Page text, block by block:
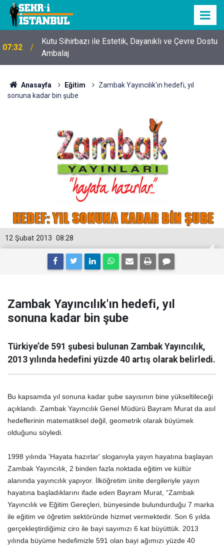
07:32
Kutu Sihirbazı ile Estetik, Dayanıklı ve Çevre Dostu
Ambalaj
Anasayfa Eğitim
Zambak Yayıncılık'ın hedefi, yıl
sonuna kadar bin şube
08:28
12 Şubat 2013
Zambak Yayıncılık'ın hedefi, yıl
sonuna kadar bin şube
Türkiye’de 591 şubesi bulunan Zambak Yayıncılık,
2013 yılında hedefini yüzde 40 artış olarak belirledi.
Bu kapsamda yıl sonuna kadar şube sayısının bine yükseltileceği
açıklandı. Zambak Yayıncılık Genel Müdürü Bayram Murat da asıl
hedeflerinin matematiksel değil, geometrik olarak büyümek
olduğunu söyledi.
1998 yılında 'Hayata hazırlar' sloganıyla yayın hayatına başlayan
Zambak Yayıncılık, 2 binden fazla noktada eğitim ve kültür
alanında yayıncılık yapıyor. İlköğretim ünite dergileriyle yayın
hayatına başladıklarını ifade eden Bayram Murat, “Zambak
Yayıncılık ve Eğitim Gereçleri, bünyesinde bulundurduğu 7 marka
ile eğitim ve öğretim sektöründe hizmet vermektedir. Son 6 yılda
gerçekleştirdiğimiz ciro ile bayi sayımızı 6 kat büyüttük. 2013
yılında büyüme hedefimizle 591 olan bayi ağımızı yüzde 40